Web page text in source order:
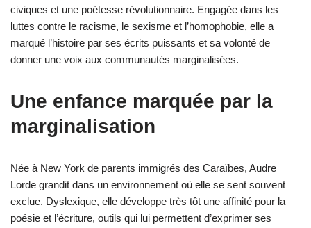
civiques et une poétesse révolutionnaire. Engagée dans les
luttes contre le racisme, le sexisme et l’homophobie, elle a
marqué l’histoire par ses écrits puissants et sa volonté de
donner une voix aux communautés marginalisées.
Une enfance marquée par la
marginalisation
Née à New York de parents immigrés des Caraïbes, Audre
Lorde grandit dans un environnement où elle se sent souvent
exclue. Dyslexique, elle développe très tôt une affinité pour la
poésie et l’écriture, outils qui lui permettent d’exprimer ses